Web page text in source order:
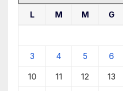
L M M G
3 4 5 6
10 11 12 13